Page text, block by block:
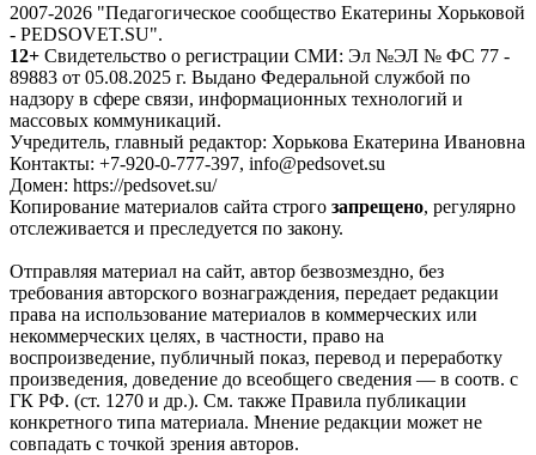
2007-2026 "Педагогическое сообщество Екатерины Хорьковой
- PEDSOVET.SU".
12+ Свидетельство о регистрации СМИ: Эл №ЭЛ № ФС 77 -
89883 от 05.08.2025 г. Выдано Федеральной службой по
надзору в сфере связи, информационных технологий и
массовых коммуникаций.
Учредитель, главный редактор: Хорькова Екатерина Ивановна
Контакты: +7-920-0-777-397, info@pedsovet.su
Домен: https://pedsovet.su/
Копирование материалов сайта строго запрещено, регулярно
отслеживается и преследуется по закону.
Отправляя материал на сайт, автор безвозмездно, без
требования авторского вознаграждения, передает редакции
права на использование материалов в коммерческих или
некоммерческих целях, в частности, право на
воспроизведение, публичный показ, перевод и переработку
произведения, доведение до всеобщего сведения — в соотв. с
ГК РФ. (ст. 1270 и др.). См. также Правила публикации
конкретного типа материала. Мнение редакции может не
совпадать с точкой зрения авторов.